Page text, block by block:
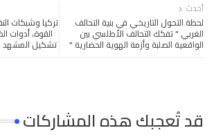
tter
ats
أحدث
لحظة التحول التاريخي في بنية التحالف
الغربي " تفكك التحالف الأطلسي بين
الواقعية الصلبة وأزمة الهوية الحضارية "
تركيا وشبكات
القوة، أدوات
تشكيل المشهد
قد تُعجبك هذه المشاركات